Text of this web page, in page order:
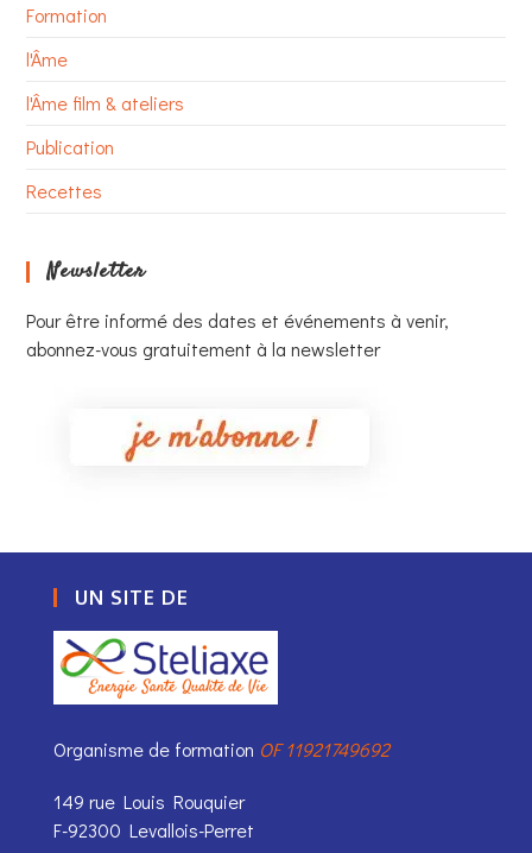
Formation
l'Âme
l'Âme film & ateliers
Publication
Recettes
Newsletter
Pour être informé des dates et événements à venir,
abonnez-vous gratuitement à la newsletter
UN SITE DE
Organisme de formation OF 11921749692
149 rue Louis Rouquier
F-92300 Levallois-Perret